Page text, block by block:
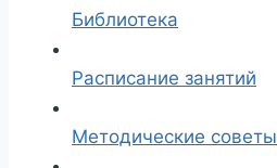
Библиотека
Расписание занятий
Методические советы